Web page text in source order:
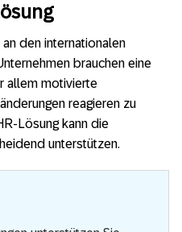
den internationalen
brauchen eine
allem motivierte
reagieren zu
Lösung kann die
unterstützen.